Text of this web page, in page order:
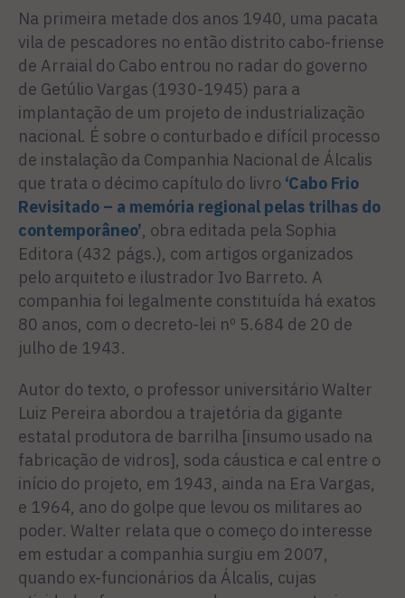
Na primeira metade dos anos 1940, uma pacata
vila de pescadores no então distrito cabo-friense
de Arraial do Cabo entrou no radar do governo
de Getúlio Vargas (1930-1945) para a
implantação de um projeto de industrialização
nacional. É sobre o conturbado e difícil processo
de instalação da Companhia Nacional de Álcalis
que trata o décimo capítulo do livro ‘Cabo Frio
Revisitado – a memória regional pelas trilhas do
contemporâneo’ , obra editada pela Sophia
Editora (432 págs.), com artigos organizados
pelo arquiteto e ilustrador Ivo Barreto. A
companhia foi legalmente constituída há exatos
80 anos, com o decreto-lei nº 5.684 de 20 de
julho de 1943.
Autor do texto, o professor universitário Walter
Luiz Pereira abordou a trajetória da gigante
estatal produtora de barrilha [insumo usado na
fabricação de vidros], soda cáustica e cal entre o
início do projeto, em 1943, ainda na Era Vargas,
e 1964, ano do golpe que levou os militares ao
poder. Walter relata que o começo do interesse
em estudar a companhia surgiu em 2007,
quando ex-funcionários da Álcalis, cujas